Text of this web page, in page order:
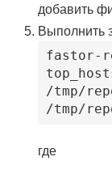
добавить
Выполнить
fastor-
/tmp/
/tmp/
где